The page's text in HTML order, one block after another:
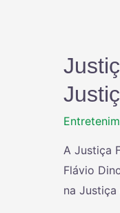
A Justiça
Flávio
na